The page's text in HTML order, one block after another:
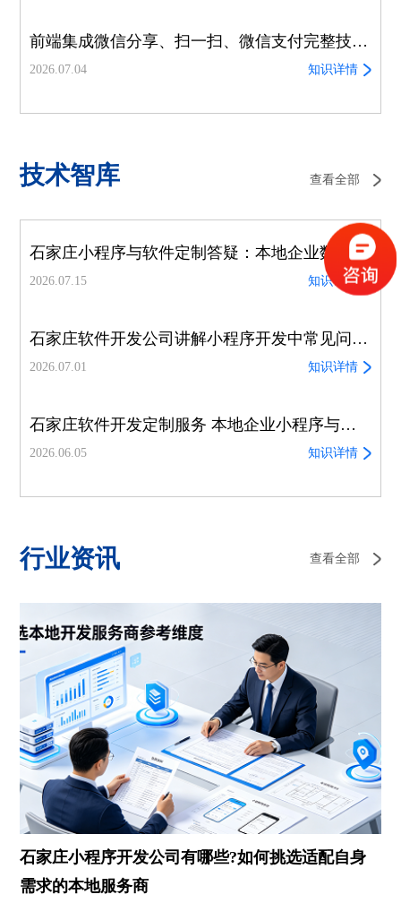
前端集成微信分享、扫一扫、微信支付完整技术实现方案
2026.07.04 知识详情
技术智库 查看全部
石家庄小程序与软件定制答疑：本地企业数字化高频困惑全解析
2026.07.15 知识详情
石家庄软件开发公司讲解小程序开发中常见问题【尚武科技】
2026.07.01 知识详情
石家庄软件开发定制服务 本地企业小程序与系统专属开发解决方案
2026.06.05 知识详情
行业资讯 查看全部
石家庄小程序开发公司有哪些?如何挑选适配自身
需求的本地服务商